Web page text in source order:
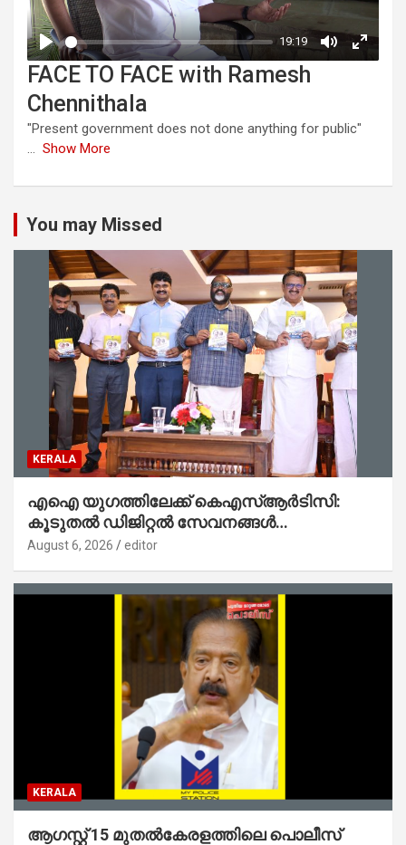
FACE TO FACE with Ramesh
Chennithala
"Present government does not done anything for public"
... Show More
You may Missed
KERALA
എഐ യുഗത്തിലേക്ക് കെഎസ്ആർടിസി:
കൂടുതൽ ഡിജിറ്റൽ സേവനങ്ങൾ
ജനങ്ങളിലേക്കെത്തിക്കും – മന്ത്രി സി പി
August 6, 2026 editor
KERALA
ആഗസ്റ്റ് 15 മുതല്‍കേരളത്തിലെ പൊലീസ്